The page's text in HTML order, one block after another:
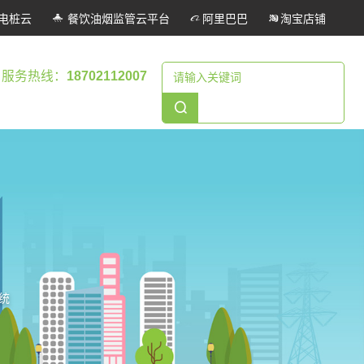
桩云 餐饮油烟监管云平台 阿里巴巴 淘宝店铺
务热线： 18702112007